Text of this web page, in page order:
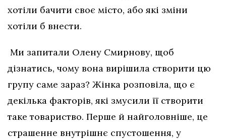
хотіли бачити своє місто, або які зміни
хотіли б внести.
Ми запитали Олену Смирнову, щоб
дізнатись, чому вона вирішила створити цю
групу саме зараз? Жінка розповіла, що є
декілька факторів, які змусили її створити
таке товариство. Перше й найголовніше, це
страшенне внутрішнє спустошення, у